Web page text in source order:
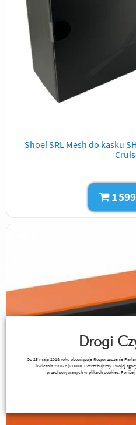
Shoei SRL Mesh do kasku
1
Drogi
Od 25 maja 2018 roku obowiązuje Rozporządzenie
kwietnia 2016 r (RODO). Potrzebujemy Twojej
przechowywanych w plikach cookies. Poniżej